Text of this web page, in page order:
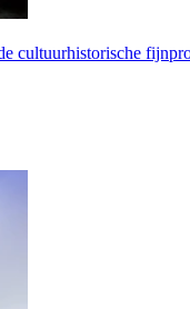
cultuurhistorische